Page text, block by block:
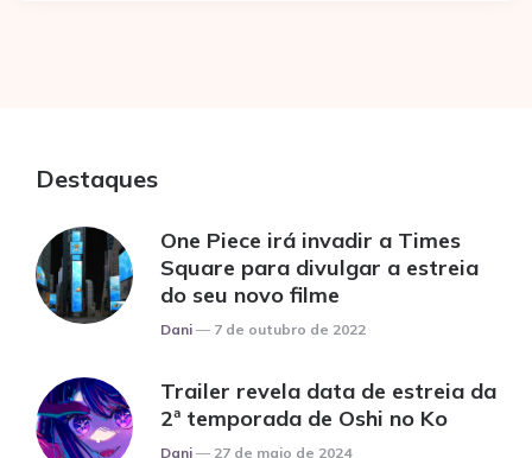
Destaques
One Piece irá invadir a Times
Square para divulgar a estreia
do seu novo filme
Posted
Dani 7 de outubro de 2022
Trailer revela data de estreia da
2ª temporada de Oshi no Ko
Posted
Dani 27 de maio de 2024